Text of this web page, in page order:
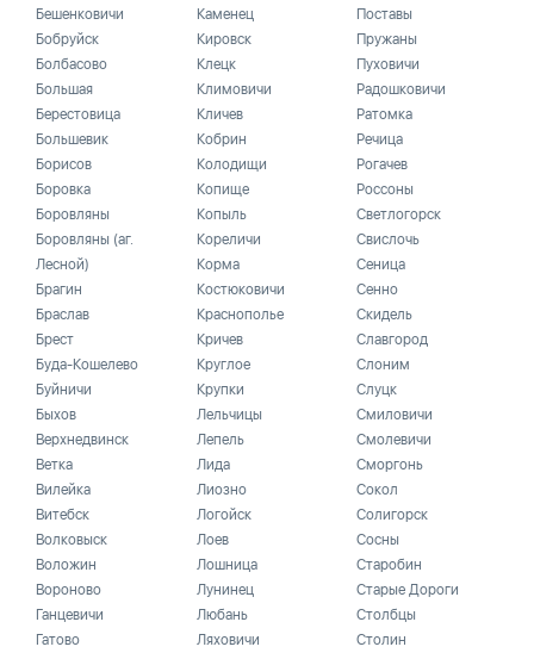
Бешенковичи
Бобруйск
Болбасово
Большая
Берестовица
Большевик
Борисов
Боровка
Боровляны
Боровляны (аг.
Лесной)
Брагин
Браслав
Брест
Буда-Кошелево
Буйничи
Быхов
Верхнедвинск
Ветка
Вилейка
Витебск
Волковыск
Воложин
Вороново
Ганцевичи
Гатово
Каменец
Кировск
Клецк
Климовичи
Кличев
Кобрин
Колодищи
Копище
Копыль
Кореличи
Корма
Костюковичи
Краснополье
Кричев
Круглое
Крупки
Лельчицы
Лепель
Лида
Лиозно
Логойск
Лоев
Лошница
Лунинец
Любань
Ляховичи
Поставы
Пружаны
Пуховичи
Радошковичи
Ратомка
Речица
Рогачев
Россоны
Светлогорск
Свислочь
Сеница
Сенно
Скидель
Славгород
Слоним
Слуцк
Смиловичи
Смолевичи
Сморгонь
Сокол
Солигорск
Сосны
Старобин
Старые Дороги
Столбцы
Столин